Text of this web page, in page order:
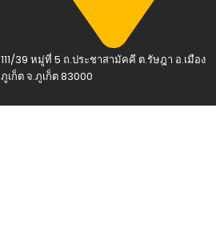
111/39 หมู่ที่ 5 ถ.ประชาสามัคคี ต.รัษฎา อ.เมือง
ภูเก็ต จ.ภูเก็ต 83000